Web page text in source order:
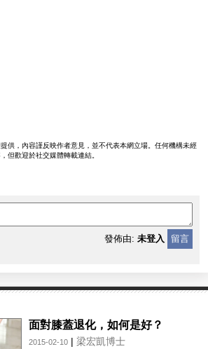
供，內容謹反映作者意見，並不代表本網立場。任何機構未經
但歡迎於社交媒體轉載連結。
發佈由: 未登入 留言
面對膝蓋退化，如何是好？
2015-02-10| 梁宏凱博士